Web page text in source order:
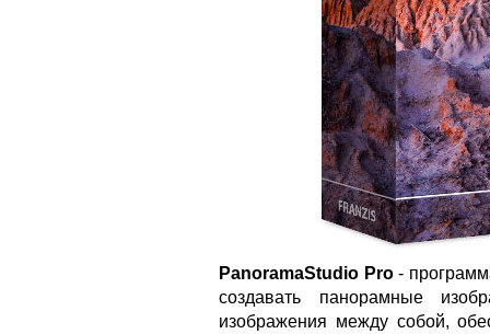
PanoramaStudio Pro-
создавать панорамные
изображения между собой,